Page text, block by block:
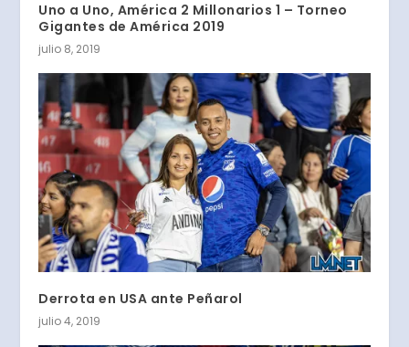
Uno a Uno, América 2 Millonarios 1 – Torneo
Gigantes de América 2019
julio 8, 2019
Derrota en USA ante Peñarol
julio 4, 2019